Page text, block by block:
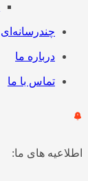
چندرسانه‌ای
درباره ما
تماس با ما
اطلاعیه های ما: